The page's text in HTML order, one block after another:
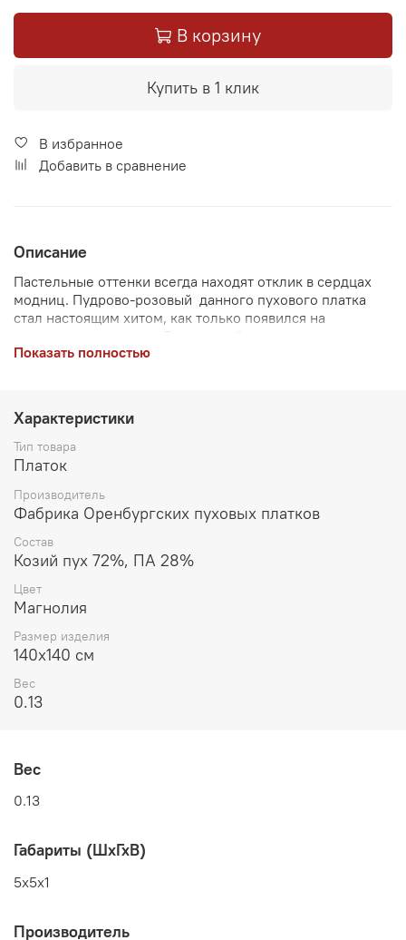
В корзину
Купить в 1 клик
В избранное
Добавить в сравнение
Описание
Пастельные оттенки всегда находят отклик в сердцах
модниц. Пудрово-розовый данного пухового платка
стал настоящим хитом, как только появился на
обусловлена его универсальностью — этот нежный цвет
стал источником вдохновения, позволяя создавать
непринужденные и романтичные образы. Вне
зависимости от вашего стиля или предпочтений, он
подходит абсолютно всем!
Показать полностью
Характеристики
Тип товара
Платок
Производитель
Фабрика Оренбургских пуховых платков
Состав
Козий пух 72%, ПА 28%
Цвет
Магнолия
Размер изделия
140x140 см
Вес
0.13
Вес
0.13
Габариты (ШхГхВ)
5x5x1
Производитель